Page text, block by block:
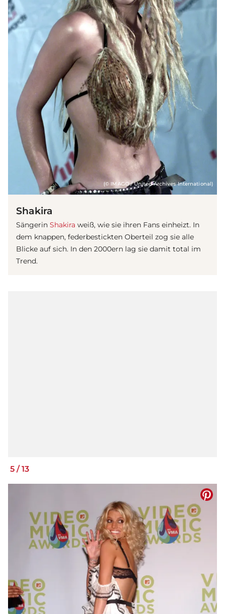
(© IMAGO / United Archives International)
Shakira
Sängerin Shakira weiß, wie sie ihren Fans einheizt. In
dem knappen, federbestickten Oberteil zog sie alle
Blicke auf sich. In den 2000ern lag sie damit total im
Trend.
5 /13